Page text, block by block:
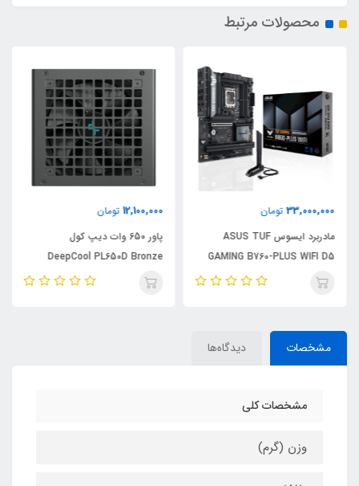
محصولات مرتبط
33,000,000 تومان
مادربرد ایسوس ASUS TUF
GAMING B760-PLUS WIFI D5
12,100,000 تومان
پاور 650 وات دیپ کول
DeepCool PL650D Bronze
مشخصات دیدگاه‌ها
مشخصات کلی
وزن (گرم)